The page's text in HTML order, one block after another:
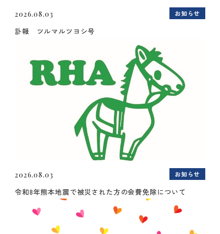
2026.08.03 お知らせ
訃報 ツルマルツヨシ号
2026.08.03 お知らせ
令和8年熊本地震で被災された方の会費免除について